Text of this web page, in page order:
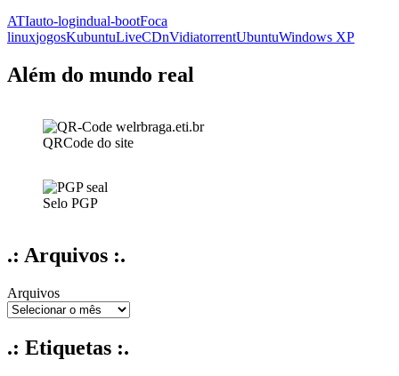
passo-
ATIauto-logindual-bootFoca
linuxjogosKubuntuLiveCDnVidiatorrentUbuntuWindows XP
Além do mundo real
QRCode do site
Selo PGP
.: Arquivos :.
Arquivos
.: Etiquetas :.